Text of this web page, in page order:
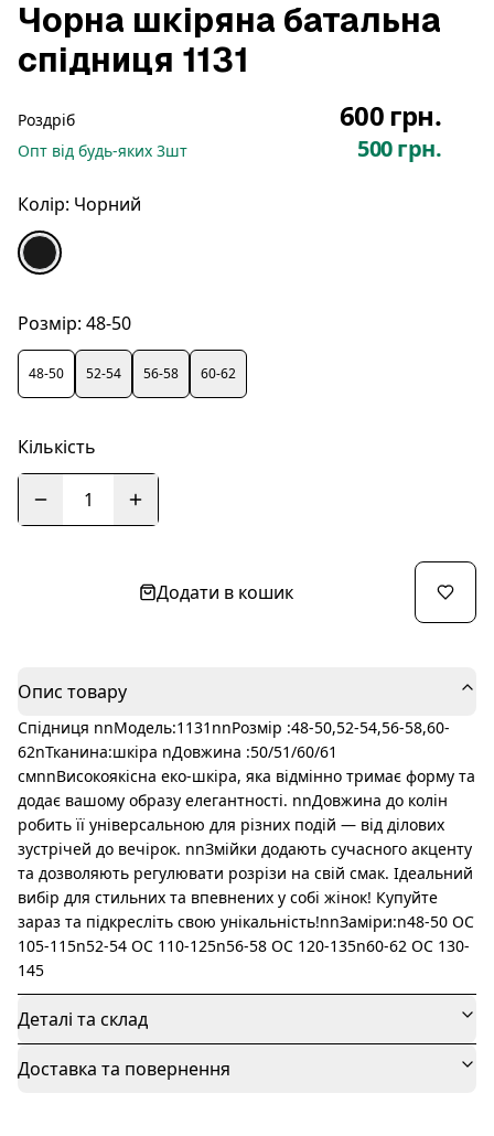
Чорна шкіряна батальна
спідниця 1131
Роздріб 600 грн.
Опт від будь-яких 3шт 500 грн.
Колір: Чорний
Розмір: 48-50
48-50 52-54 56-58 60-62
Кількість
1
Додати в кошик
Опис товару
Спідниця nnМодель:1131nnРозмір :48-50,52-54,56-58,60-
62nТканина:шкіра nДовжина :50/51/60/61
смnnВисокоякісна еко-шкіра, яка відмінно тримає форму та
додає вашому образу елегантності. nnДовжина до колін
робить її універсальною для різних подій — від ділових
зустрічей до вечірок. nnЗмійки додають сучасного акценту
та дозволяють регулювати розрізи на свій смак. Ідеальний
вибір для стильних та впевнених у собі жінок! Купуйте
зараз та підкресліть свою унікальність!nnЗаміри:n48-50 ОС
105-115n52-54 ОС 110-125n56-58 ОС 120-135n60-62 ОС 130-
145
Деталі та склад
Доставка та повернення